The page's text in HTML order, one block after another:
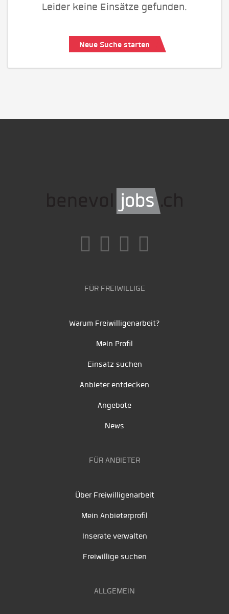
Leider keine Einsätze gefunden.
Neue Suche starten
FÜR FREIWILLIGE
Warum Freiwilligenarbeit?
Mein Profil
Einsatz suchen
Anbieter entdecken
Angebote
News
FÜR ANBIETER
Über Freiwilligenarbeit
Mein Anbieterprofil
Inserate verwalten
Freiwillige suchen
ALLGEMEIN